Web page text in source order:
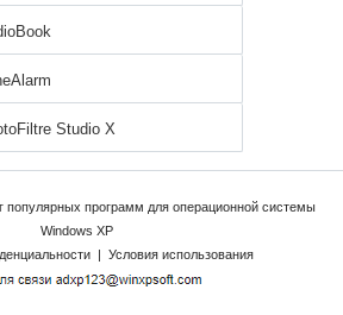
Studio X
популярных программ для операционной системы
Windows XP
Условия использования